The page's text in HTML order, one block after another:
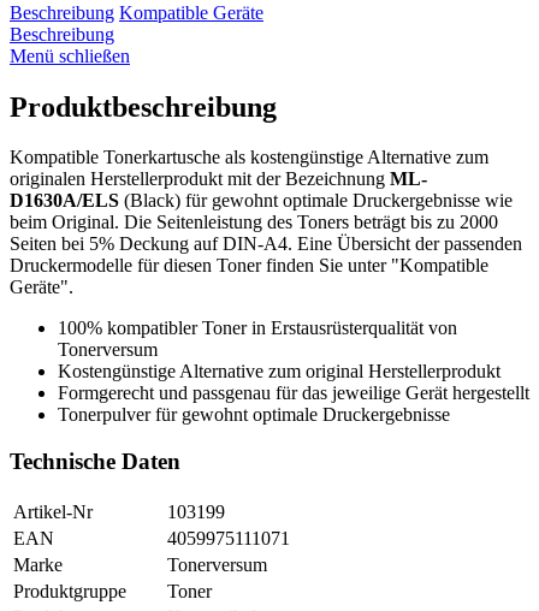
Beschreibung Kompatible Geräte
Beschreibung
Menü schließen
Produktbeschreibung
Kompatible Tonerkartusche als kostengünstige Alternative zum
originalen Herstellerprodukt mit der Bezeichnung ML-
D1630A/ELS (Black) für gewohnt optimale Druckergebnisse wie
beim Original. Die Seitenleistung des Toners beträgt bis zu 2000
Seiten bei 5% Deckung auf DIN-A4. Eine Übersicht der passenden
Druckermodelle für diesen Toner finden Sie unter "Kompatible
Geräte".
100% kompatibler Toner in Erstausrüsterqualität von
Tonerversum
Kostengünstige Alternative zum original Herstellerprodukt
Formgerecht und passgenau für das jeweilige Gerät hergestellt
Tonerpulver für gewohnt optimale Druckergebnisse
Technische Daten
Artikel-Nr
103199
EAN
4059975111071
Marke
Tonerversum
Produktgruppe
Toner